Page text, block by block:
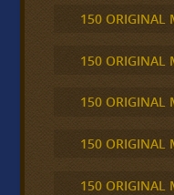
150 ORIGINAL
150 ORIGINAL
150 ORIGINAL
150 ORIGINAL
150 ORIGINAL